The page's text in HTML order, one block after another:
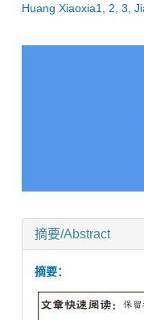
Huang Xiaoxia1, 2, 3,
摘要/Abstract
摘要：